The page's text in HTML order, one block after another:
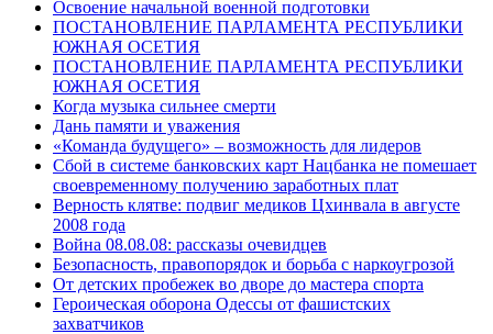
Освоение начальной военной подготовки
ПОСТАНОВЛЕНИЕ ПАРЛАМЕНТА РЕСПУБЛИКИ
ЮЖНАЯ ОСЕТИЯ
ПОСТАНОВЛЕНИЕ ПАРЛАМЕНТА РЕСПУБЛИКИ
ЮЖНАЯ ОСЕТИЯ
Когда музыка сильнее смерти
Дань памяти и уважения
«Команда будущего» – возможность для лидеров
Сбой в системе банковских карт Нацбанка не помешает
своевременному получению заработных плат
Верность клятве: подвиг медиков Цхинвала в августе
2008 года
Война 08.08.08: рассказы очевидцев
Безопасность, правопорядок и борьба с наркоугрозой
От детских пробежек во дворе до мастера спорта
Героическая оборона Одессы от фашистских
захватчиков